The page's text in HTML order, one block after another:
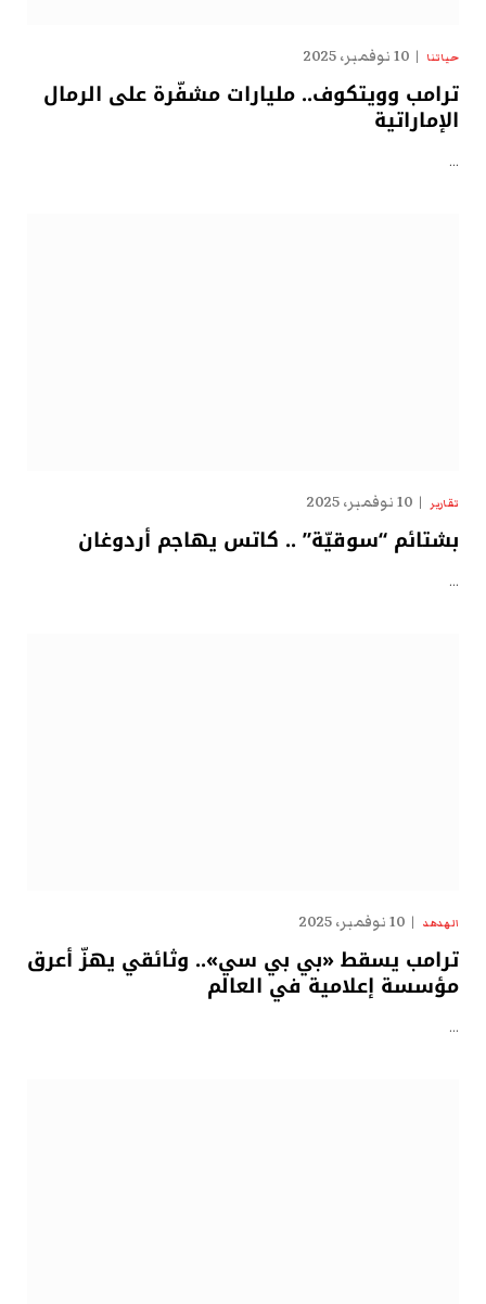
حياتنا 10 نوفمبر، 2025
ترامب وويتكوف.. مليارات مشفّرة على الرمال
الإماراتية
…
تقارير 10 نوفمبر، 2025
بشتائم “سوقيّة” .. كاتس يهاجم أردوغان
…
الهدهد 10 نوفمبر، 2025
ترامب يسقط «بي بي سي».. وثائقي يهزّ أعرق
مؤسسة إعلامية في العالم
…